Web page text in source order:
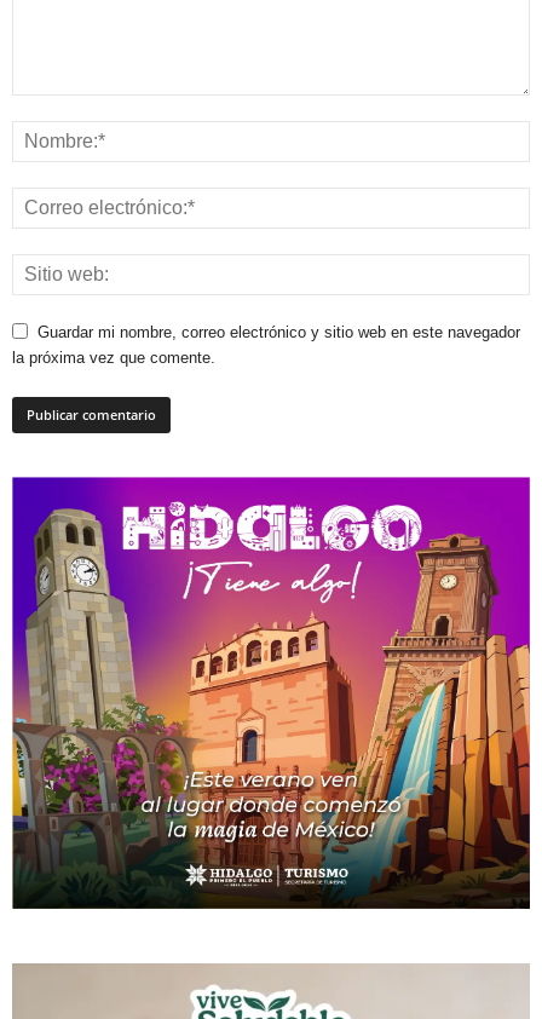
Guardar mi nombre, correo electrónico y sitio web en este navegador
la próxima vez que comente.